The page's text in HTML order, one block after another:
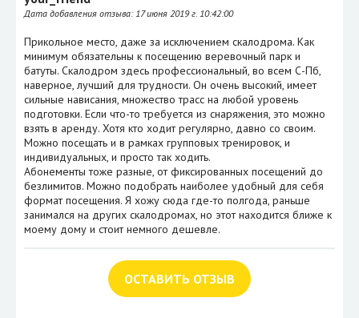
Дата добавления отзыва:17 июня 2019 г. 10:42:00
Прикольное место, даже за исключением скалодрома. Как
минимум обязательны к посещению веревочный парк и
батуты. Скалодром здесь профессиональный, во всем С-Пб,
наверное, лучший для трудности. Он очень высокий, имеет
сильные нависания, множество трасс на любой уровень
подготовки. Если что-то требуется из снаряжения, это можно
взять в аренду. Хотя кто ходит регулярно, давно со своим.
Можно посещать и в рамках групповых тренировок, и
индивидуальных, и просто так ходить.
Абонементы тоже разные, от фиксированных посещений до
безлимитов. Можно подобрать наиболее удобный для себя
формат посещения. Я хожу сюда где-то полгода, раньше
занимался на других скалодромах, но этот находится ближе к
моему дому и стоит немного дешевле.
ОСТАВИТЬ ОТЗЫВ